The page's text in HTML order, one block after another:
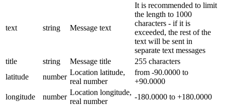
text string Message text
It is recommended to limit
the length to 1000
characters - if it is
exceeded, the rest of the
text will be sent in
separate text messages
title
string Message title
255 characters
latitude
number
Location latitude,
real number
from -90.0000 to
+90.0000
longitude
number
Location longitude,
real number
-180.0000 to +180.0000